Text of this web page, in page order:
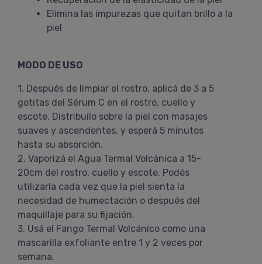
Elimina las impurezas que quitan brillo a la
piel
MODO DE USO
1. Después de limpiar el rostro, aplicá de 3 a 5
gotitas del Sérum C en el rostro, cuello y
escote. Distribuilo sobre la piel con masajes
suaves y ascendentes, y esperá 5 minutos
hasta su absorción.
2. Vaporizá el Agua Termal Volcánica a 15-
20cm del rostro, cuello y escote. Podés
utilizarla cada vez que la piel sienta la
necesidad de humectación o después del
maquillaje para su fijación.
3. Usá el Fango Termal Volcánico como una
mascarilla exfoliante entre 1 y 2 veces por
semana.